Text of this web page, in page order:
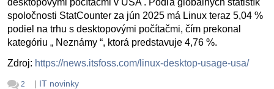
desktopovými počítačmi v USA . Podľa globálnych štatistík
spoločnosti StatCounter za jún 2025 má Linux teraz 5,04 %
podiel na trhu s desktopovými počítačmi, čím prekonal
kategóriu „ Neznámy “, ktorá predstavuje 4,76 %.
Zdroj: https://news.itsfoss.com/linux-desktop-usage-usa/
2 | IT novinky